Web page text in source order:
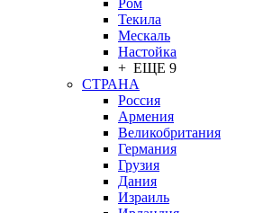
Ром
Текила
Мескаль
Настойка
+ ЕЩЕ 9
СТРАНА
Россия
Армения
Великобритания
Германия
Грузия
Дания
Израиль